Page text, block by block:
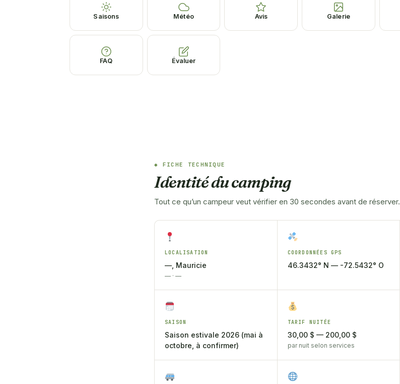
Saisons Météo Avis Galerie
FAQ Évaluer
FICHE TECHNIQUE
Identité du camping
Tout ce qu’un campeur veut vérifier en 30 secondes avant de réserver.
LOCALISATION
—, Mauricie
— · —
COORDONNÉES GPS
46.3432° N — -72.5432° O
SAISON
Saison estivale 2026 (mai à
octobre, à confirmer)
TARIF NUITÉE
30,00 $ — 200,00 $
par nuit selon services